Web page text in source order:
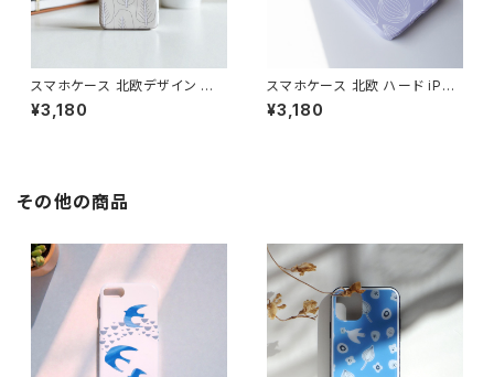
スマホケース 北欧デザイン ハ
ードケース iPhone17/galaxy/
Googlepixel/Xperia シンプ
¥3,180
スマホケース 北欧 ハード iPho
ne17/16/15/galaxy/pixel グ
レーニュアンスカラー 鳥 花柄
¥3,180
その他の商品